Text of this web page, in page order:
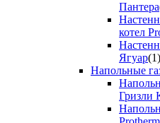
Пантера
котел
Ягуар(1)
Напольные
Гризли